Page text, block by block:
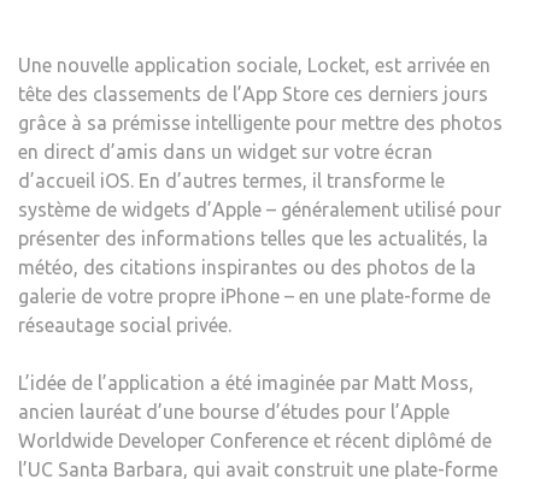
Une nouvelle application sociale, Locket, est arrivée en
tête des classements de l’App Store ces derniers jours
grâce à sa prémisse intelligente pour mettre des photos
en direct d’amis dans un widget sur votre écran
d’accueil iOS. En d’autres termes, il transforme le
système de widgets d’Apple – généralement utilisé pour
présenter des informations telles que les actualités, la
météo, des citations inspirantes ou des photos de la
galerie de votre propre iPhone – en une plate-forme de
réseautage social privée.
L’idée de l’application a été imaginée par Matt Moss,
ancien lauréat d’une bourse d’études pour l’Apple
Worldwide Developer Conference et récent diplômé de
l’UC Santa Barbara, qui avait construit une plate-forme